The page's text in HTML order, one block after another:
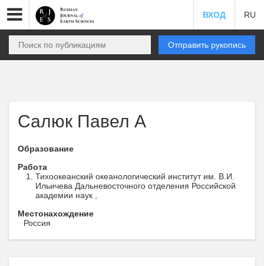
ВХОД RU
Отправить рукопись
Салюк Павел А
Образование
Работа
Тихоокеанский океанологический институт им. В.И.
Ильичева Дальневосточного отделения Российской
академии наук ,
Местонахождение
Россия